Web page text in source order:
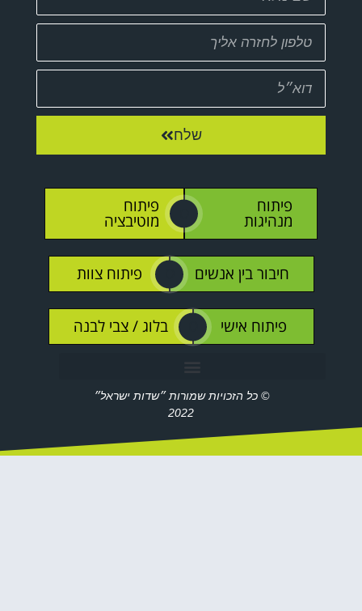
O פיתוח
מוטיבציה
חיבור בין אנשים O פיתוח צוות
O בלוג / צבי לבנה
© כל הזכויות שמורות ״שדות ישראל״